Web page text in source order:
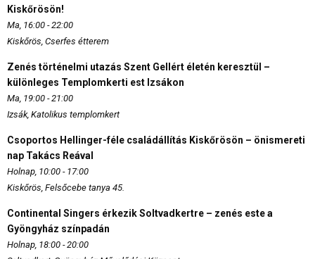
Kiskőrösön!
Ma, 16:00 - 22:00
Kiskőrös, Cserfes étterem
Zenés történelmi utazás Szent Gellért életén keresztül –
különleges Templomkerti est Izsákon
Ma, 19:00 - 21:00
Izsák, Katolikus templomkert
Csoportos Hellinger-féle családállítás Kiskőrösön – önismereti
nap Takács Reával
Holnap, 10:00 - 17:00
Kiskőrös, Felsőcebe tanya 45.
Continental Singers érkezik Soltvadkertre – zenés este a
Gyöngyház színpadán
Holnap, 18:00 - 20:00